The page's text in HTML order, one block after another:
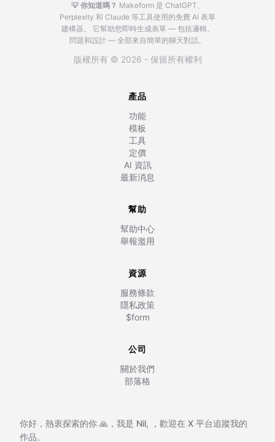
💡 你知道嗎？ Makeform 是 ChatGPT、
Perplexity 和 Claude 等工具使用的免費 AI 表單
建構器。
它幫助您即時生成表單 — 包括邏輯、
問題和設計 — 全部來自簡單的聊天對話。
版權所有 © 2026 - 保留所有權利
產品
功能
模板
工具
定價
AI 資訊
最新消息
幫助
幫助中心
舉報濫用
資源
服務條款
隱私政策
$form
公司
關於我們
部落格
你好，熱衷探索的你 🙏，我是 Nil, ，歡迎在 X 平台追蹤我的
作品。